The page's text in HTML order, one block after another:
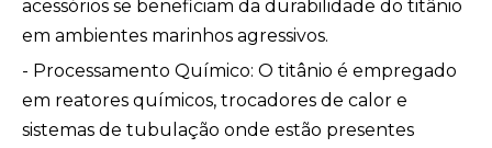
acessórios se beneficiam da durabilidade do titânio
em ambientes marinhos agressivos.
- Processamento Químico: O titânio é empregado
em reatores químicos, trocadores de calor e
sistemas de tubulação onde estão presentes